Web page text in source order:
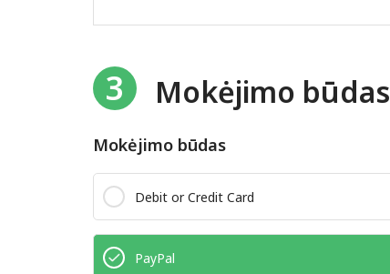
3 Mokėjimo būdas
Mokėjimo būdas
Debit or Credit Card
PayPal